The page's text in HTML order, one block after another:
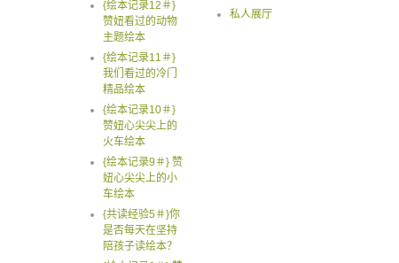
{绘本记录12＃}
赞妞看过的动物
主题绘本
{绘本记录11＃}
我们看过的冷门
精品绘本
{绘本记录10＃}
赞妞心尖尖上的
火车绘本
{绘本记录9＃} 赞
妞心尖尖上的小
车绘本
{共读经验5＃}你
是否每天在坚持
陪孩子读绘本？
私人展厅